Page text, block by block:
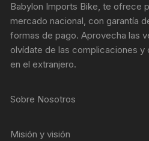
Babylon Imports Bike, te ofrece
mercado nacional, con garantía
formas de pago. Aprovecha las
olvídate de las complicaciones
en el extranjero.
Sobre Nosotros
Misión y visión